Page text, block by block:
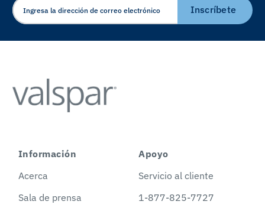
ELECTRÓNICO
Inscríbete
Información
Acerca
Sala de prensa
Apoyo
Servicio al cliente
1-877-825-7727